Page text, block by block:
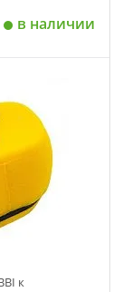
в наличии
к